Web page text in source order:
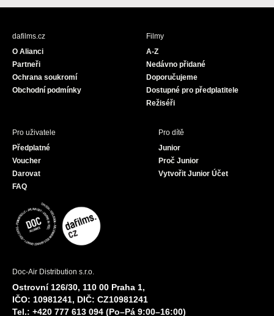
c
s
u
dafilms.cz
O Alianci
Partneři
Ochrana soukromí
Obchodní podmínky
Filmy
A-Z
Nedávno přidané
Doporučujeme
Dostupné pro předplatitele
Režiséři
Pro uživatele
Předplatné
Voucher
Darovat
FAQ
Pro dítě
Junior
Proč Junior
Vytvořit Junior Účet
Doc-Air Distribution s.r.o.
Ostrovní 126/30, 110 00 Praha 1,
IČO: 10981241, DIČ: CZ10981241
Tel.: +420 777 613 094 (Po–Pá 9:00–16:00)